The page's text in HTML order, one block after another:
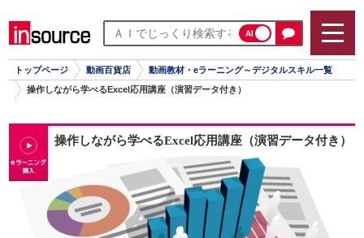
AI
トップページ 動画百貨店
動画教材・eラーニング～デジタルスキル一覧
操作しながら学べるExcel応用講座（演習データ付き）
操作しながら学べるExcel応用講座（演習データ付き）